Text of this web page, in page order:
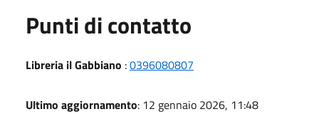
Punti di contatto
Libreria il Gabbiano :0396080807
Ultimo aggiornamento: 12 gennaio 2026, 11:48